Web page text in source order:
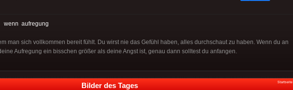
wenn aufregung
man sich vollkommen bereit fühlt. Du wirst nie das Gefühl haben, alles durchschaut zu haben. Wenn du an
Aufregung ein bisschen größer als deine Angst ist, genau dann solltest du anfangen.
Bilder des Tages Startseite